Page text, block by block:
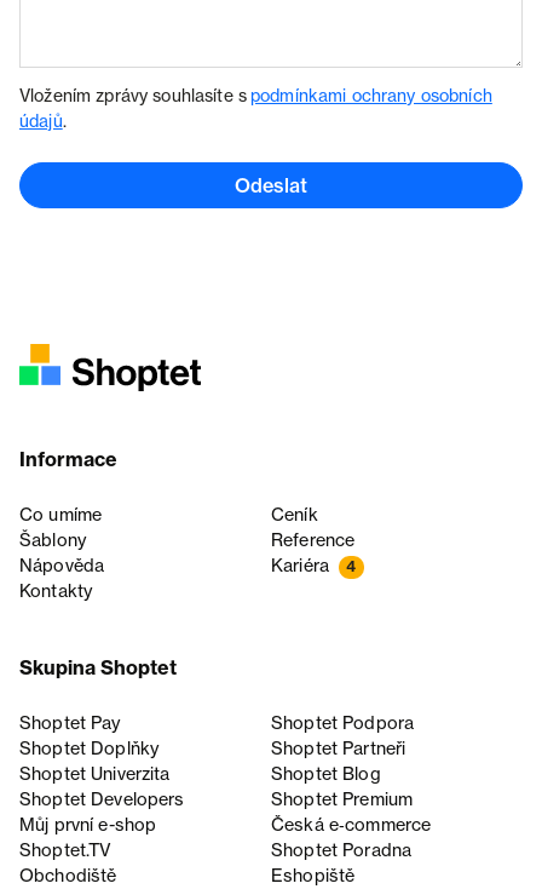
Vložením zprávy souhlasíte spodmínkami ochrany osobních
údajů.
Odeslat
Informace
Co umíme
Ceník
Šablony
Reference
Nápověda
Kariéra 4
Kontakty
Skupina Shoptet
Shoptet Pay
Shoptet Podpora
Shoptet Doplňky
Shoptet Partneři
Shoptet Univerzita
Shoptet Blog
Shoptet Developers
Shoptet Premium
Můj první e-shop
Česká e‑commerce
Shoptet.TV
Shoptet Poradna
Obchodiště
Eshopiště